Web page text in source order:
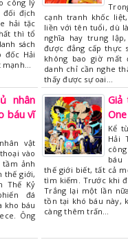
công lý
đối địch
hải tặc
thì tổ
sách
đốc Hải
cạnh tranh khốc
liền với tên tuổi, dù
nghĩa hay trung
được đẳng cấp thực
không bao giờ mất
danh chỉ cần nghe
thấy được sự oai…
nhân
báu vĩ
vật
vào
tầm ảnh
thế giới,
Thế Kỷ
đá
kho báu
Ông
Giả
Kể
Hải
báu
thế giới biết, tất cả
tìm kiếm. Trước khi
Trắng lại một lần
tồn tại khó báu này,
càng thêm trấn…